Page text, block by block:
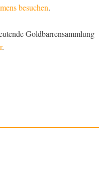
besuchen.
Goldbarrensammlung
.